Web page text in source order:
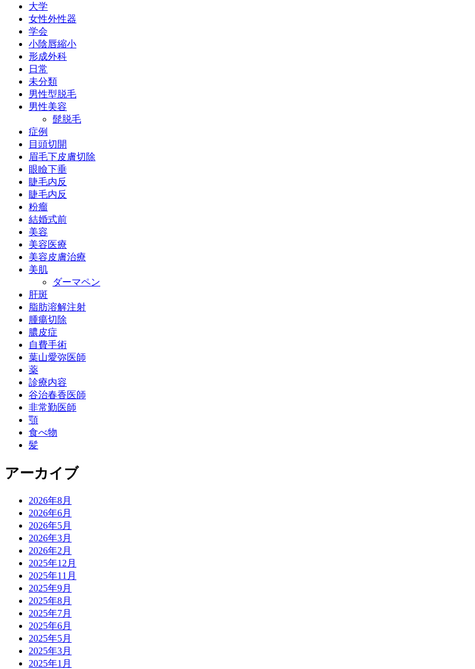
大学
女性外性器
学会
小陰唇縮小
形成外科
日常
未分類
男性型脱毛
男性美容
髭脱毛
症例
目頭切開
眉毛下皮膚切除
眼瞼下垂
睫毛内反
睫毛内反
粉瘤
結婚式前
美容
美容医療
美容皮膚治療
美肌
ダーマペン
肝斑
脂肪溶解注射
腫瘍切除
膿皮症
自費手術
葉山愛弥医師
薬
診療内容
谷治春香医師
非常勤医師
顎
食べ物
髪
アーカイブ
2026年8月
2026年6月
2026年5月
2026年3月
2026年2月
2025年12月
2025年11月
2025年9月
2025年8月
2025年7月
2025年6月
2025年5月
2025年3月
2025年1月